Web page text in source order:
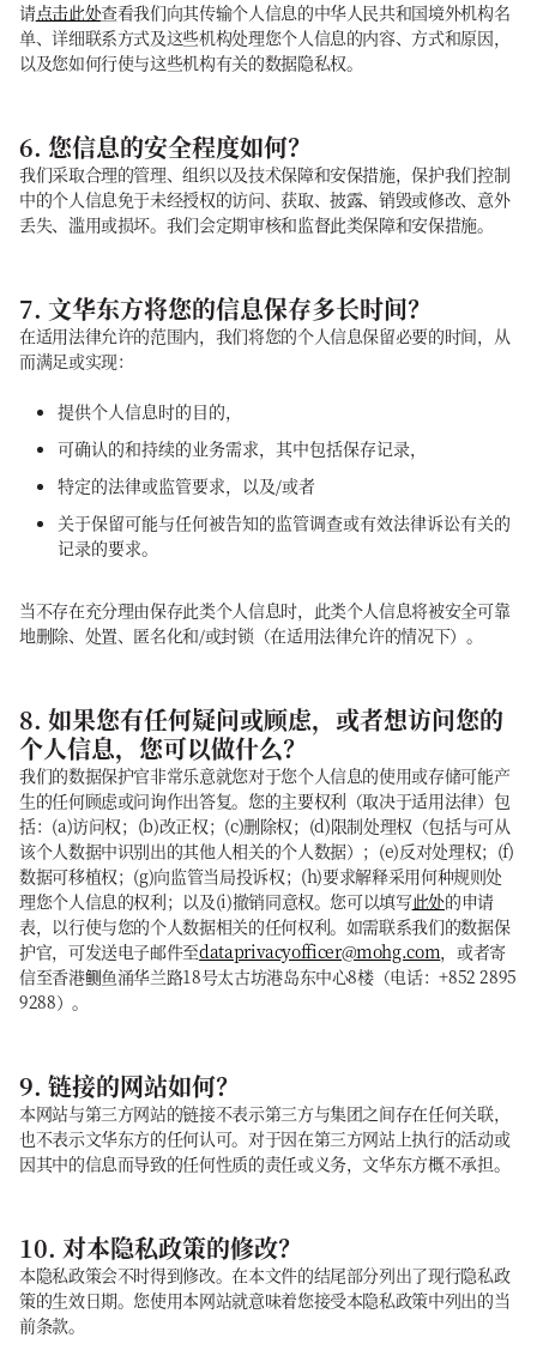
请点击此处查看我们向其传输个人信息的中华人民共和国境外机构名
单、详细联系方式及这些机构处理您个人信息的内容、方式和原因，
以及您如何行使与这些机构有关的数据隐私权。
6. 您信息的安全程度如何？
我们采取合理的管理、组织以及技术保障和安保措施，保护我们控制
中的个人信息免于未经授权的访问、获取、披露、销毁或修改、意外
丢失、滥用或损坏。我们会定期审核和监督此类保障和安保措施。
7. 文华东方将您的信息保存多长时间？
在适用法律允许的范围内，我们将您的个人信息保留必要的时间，从
而满足或实现：
提供个人信息时的目的，
可确认的和持续的业务需求，其中包括保存记录，
特定的法律或监管要求，以及/或者
关于保留可能与任何被告知的监管调查或有效法律诉讼有关的
记录的要求。
当不存在充分理由保存此类个人信息时，此类个人信息将被安全可靠
地删除、处置、匿名化和/或封锁（在适用法律允许的情况下）。
8. 如果您有任何疑问或顾虑，或者想访问您的
个人信息，您可以做什么？
我们的数据保护官非常乐意就您对于您个人信息的使用或存储可能产
生的任何顾虑或问询作出答复。您的主要权利（取决于适用法律）包
括：(a)访问权；(b)改正权；(c)删除权；(d)限制处理权（包括与可从
该个人数据中识别出的其他人相关的个人数据）；(e)反对处理权；(f)
数据可移植权；(g)向监管当局投诉权；(h)要求解释采用何种规则处
理您个人信息的权利；以及(i)撤销同意权。您可以填写此处的申请
表，以行使与您的个人数据相关的任何权利。如需联系我们的数据保
护官，可发送电子邮件至dataprivacyofficer@mohg.com，或者寄
信至香港鲗鱼涌华兰路18号太古坊港岛东中心8楼（电话：+852 2895
9288）。
9. 链接的网站如何？
本网站与第三方网站的链接不表示第三方与集团之间存在任何关联，
也不表示文华东方的任何认可。对于因在第三方网站上执行的活动或
因其中的信息而导致的任何性质的责任或义务，文华东方概不承担。
10. 对本隐私政策的修改？
本隐私政策会不时得到修改。在本文件的结尾部分列出了现行隐私政
策的生效日期。您使用本网站就意味着您接受本隐私政策中列出的当
前条款。